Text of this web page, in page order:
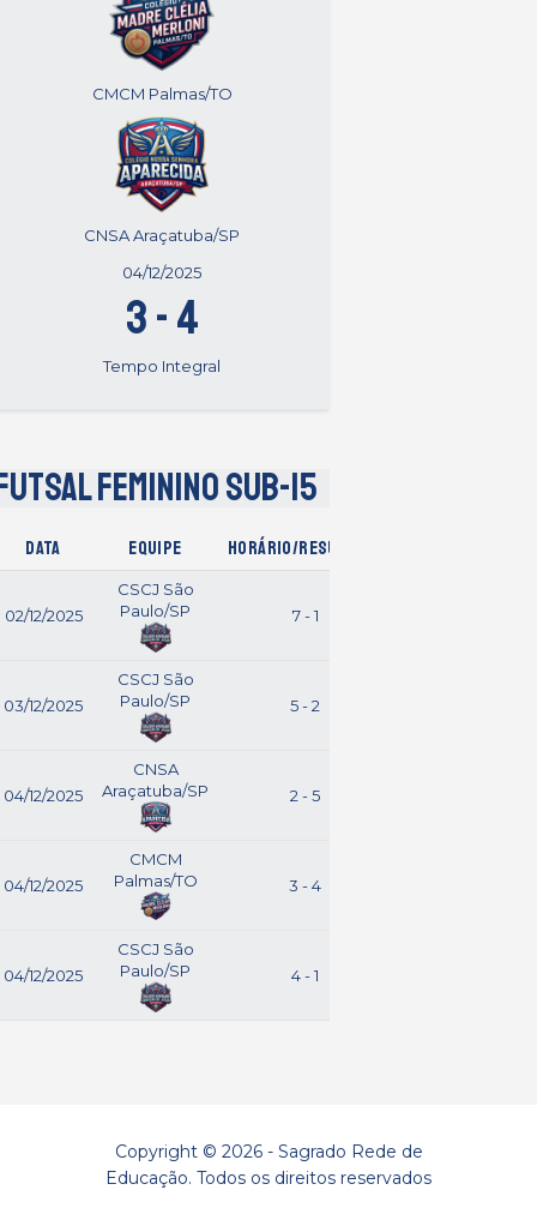
CMCM Palmas/TO
CNSA Araçatuba/SP
04/12/2025
3-4
Tempo Integral
Feminino Sub-15
Data Equipe Horário/Resultado
02/12/2025
CSCJ São
Paulo/SP
7 - 1
03/12/2025
CSCJ São
Paulo/SP
5 - 2
04/12/2025
CNSA
Araçatuba/SP
2 - 5
04/12/2025
CMCM
Palmas/TO
3 - 4
04/12/2025
CSCJ São
Paulo/SP
4 - 1
Copyright © 2026 - Sagrado Rede de
Educação. Todos os direitos reservados